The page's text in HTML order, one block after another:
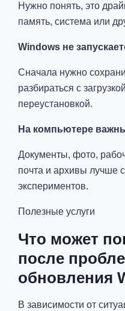
Нужно понять, это
память, система или
Windows не
Сначала нужно
разбираться с
переустановкой.
На компьютере
Документы, фото,
почта и архивы лучше
экспериментов.
Полезные услуги
Что может
после
обновления
В зависимости от